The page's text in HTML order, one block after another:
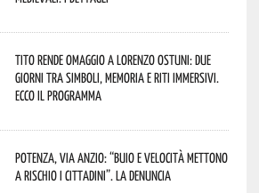
Tito rende omaggio a Lorenzo Ostuni: due
giorni tra simboli, memoria e riti immersivi.
Ecco il programma
Potenza, Via Anzio: “Buio e velocità mettono
a rischio i cittadini”. La denuncia